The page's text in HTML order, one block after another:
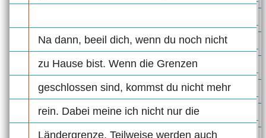
Na dann, beeil dich, wenn du noch nicht
zu Hause bist. Wenn die Grenzen
geschlossen sind, kommst du nicht mehr
rein. Dabei meine ich nicht nur die
Ländergrenze. Teilweise werden auch